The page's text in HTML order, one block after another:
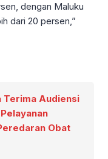
dengan Maluku
dari 20 persen,”
Terima Audiensi
Obat